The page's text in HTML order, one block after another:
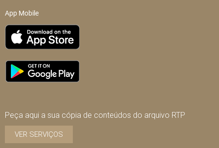
App Mobile
Peça aqui a sua cópia de conteúdos do arquivo RTP
VER SERVIÇOS